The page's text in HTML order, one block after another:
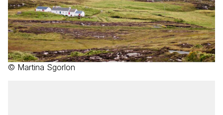
© Martina Sgorlon